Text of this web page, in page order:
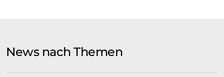
News nach Themen